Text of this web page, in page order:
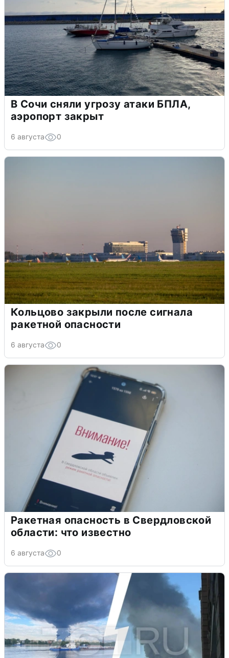
В Сочи сняли угрозу атаки БПЛА,
аэропорт закрыт
6 августа 0
Кольцово закрыли после сигнала
ракетной опасности
6 августа 0
Ракетная опасность в Свердловской
области: что известно
6 августа 0